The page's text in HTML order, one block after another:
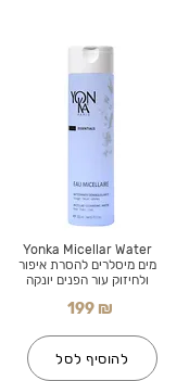
Yonka Micellar Water
מים מיסלרים להסרת איפור
ולחיזוק עור הפנים יונקה
199 ₪
להוסיף לסל